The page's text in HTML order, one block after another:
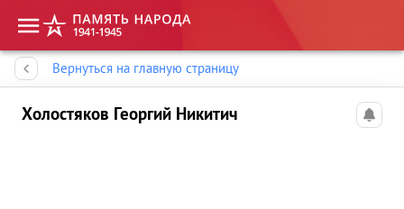
Вернуться на главную страницу
Холостяков Георгий Никитич
Память народа